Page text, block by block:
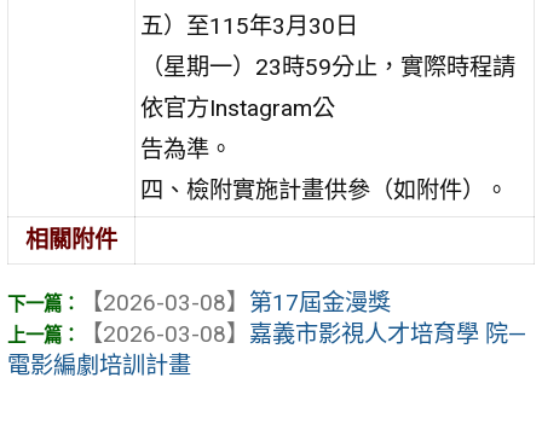
五）至115年3月30日
（星期一）23時59分止，實際時程請
依官方Instagram公
告為準。
四、檢附實施計畫供參（如附件）。
相關附件
【2026-03-08】 第17屆金漫獎
【2026-03-08】 嘉義市影視人才培育學 院—
電影編劇培訓計畫